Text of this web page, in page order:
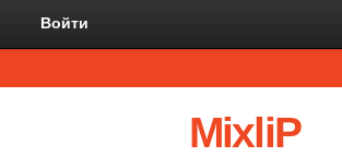
Войти
MixliP